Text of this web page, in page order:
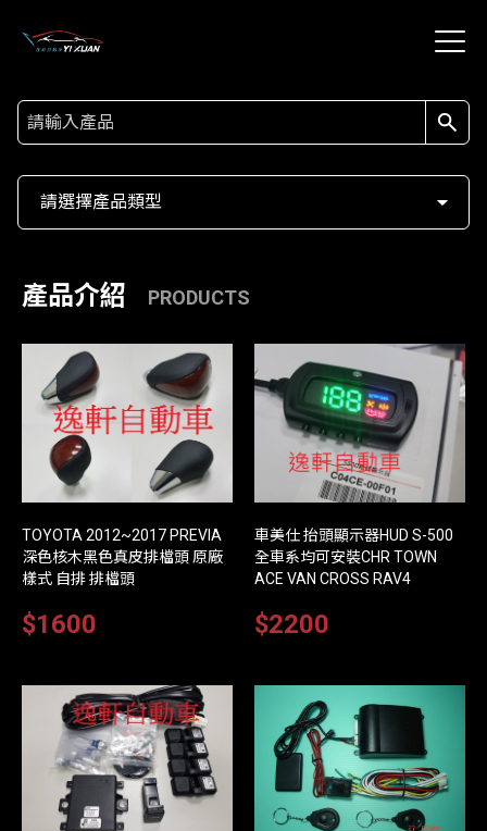
關於我們
產品介紹
聯絡我們
請選擇產品類型
產品介紹 PRODUCTS
TOYOTA 2012~2017 PREVIA
深色核木黑色真皮排檔頭 原廠
樣式 自排 排檔頭
$1600
車美仕 抬頭顯示器HUD S-500
全車系均可安裝CHR TOWN
ACE VAN CROSS RAV4
$2200